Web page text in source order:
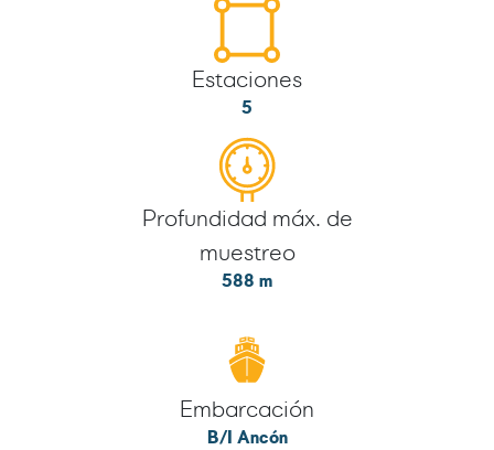
Estaciones
5
Profundidad máx. de
muestreo
588 m
Embarcación
B/I Ancón